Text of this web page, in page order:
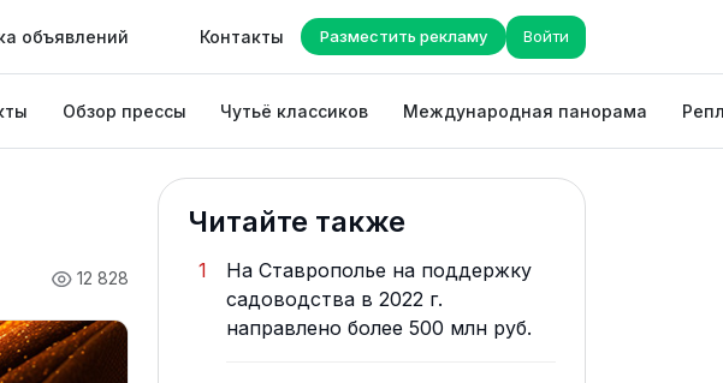
объявлений Контакты Разместить рекламу Войти
Обзор прессы Чутьё классиков Международная панорама
12 828
Читайте также
1
На Ставрополье на поддержку
садоводства в 2022 г.
направлено более 500 млн руб.